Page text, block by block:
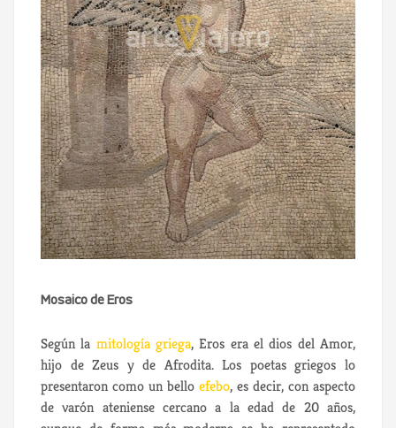
Mosaico de Eros
Según la mitología griega, Eros era el dios del Amor,
hijo de Zeus y de Afrodita.Los poetas griegos lo
presentaron como un bello efebo, es decir, con aspecto
de varón ateniense cercano a la edad de 20 años,